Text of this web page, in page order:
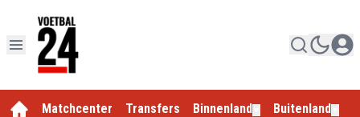
Matchcenter Transfers Binnenland Buitenland